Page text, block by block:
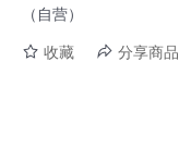
（自营）
收藏 分享商品